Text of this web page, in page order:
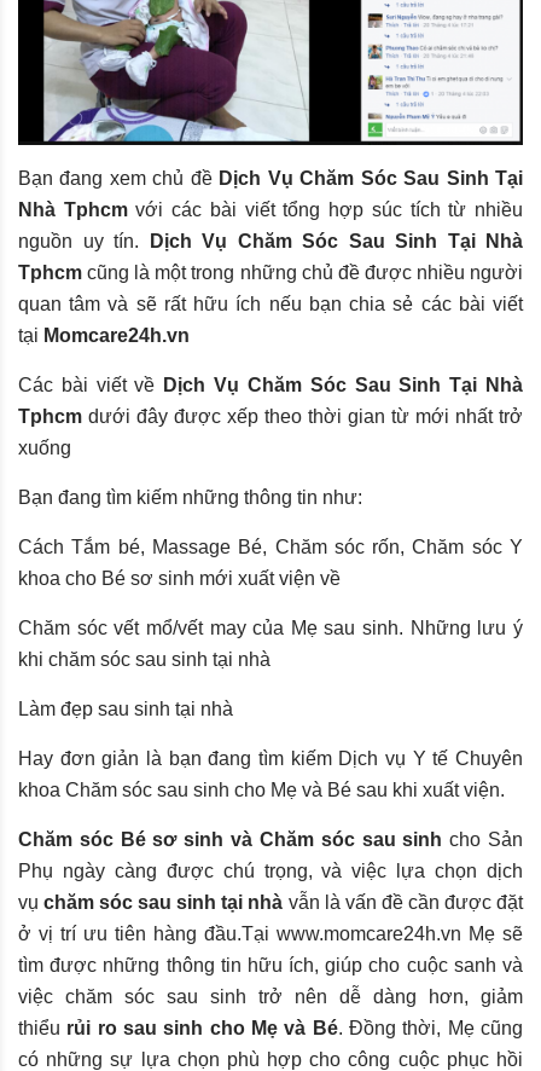
Bạn đang xem chủ đề Dịch Vụ Chăm Sóc Sau Sinh Tại
Nhà Tphcmvới các bài viết tổng hợp súc tích từ nhiều
nguồn uy tín.
Dịch Vụ Chăm Sóc Sau Sinh Tại Nhà
Tphcm cũng là một trong những chủ đề được nhiều người
quan tâm và sẽ rất hữu ích nếu bạn chia sẻ các bài viết
tại Momcare24h.vn
Các bài viết về Dịch Vụ Chăm Sóc Sau Sinh Tại Nhà
Tphcm dưới đây được xếp theo thời gian từ mới nhất trở
xuống
Bạn đang tìm kiếm những thông tin như:
Cách Tắm bé, Massage Bé, Chăm sóc rốn, Chăm sóc Y
khoa cho Bé sơ sinh mới xuất viện về
Chăm sóc vết mổ/vết may của Mẹ sau sinh. Những lưu ý
khi chăm sóc sau sinh tại nhà
Làm đẹp sau sinh tại nhà
Hay đơn giản là bạn đang tìm kiếm Dịch vụ Y tế Chuyên
khoa Chăm sóc sau sinh cho Mẹ và Bé sau khi xuất viện.
Chăm sóc Bé sơ sinh và Chăm sóc sau sinh cho Sản
Phụ ngày càng được chú trọng, và việc lựa chọn dịch
vụchăm sóc sau sinh tại nhà vẫn là vấn đề cần được đặt
ở vị trí ưu tiên hàng đầu.Tại www.momcare24h.vn Mẹ sẽ
tìm được những thông tin hữu ích, giúp cho cuộc sanh và
việc chăm sóc sau sinh trở nên dễ dàng hơn, giảm
thiểu rủi ro sau sinh cho Mẹ và Bé. Đồng thời, Mẹ cũng
có những sự lựa chọn phù hợp cho công cuộc phục hồi